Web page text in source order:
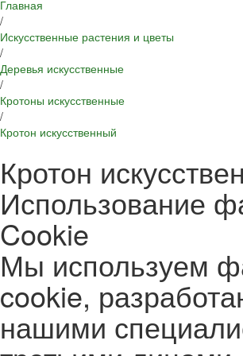
Главная
/
Искусственные растения и цветы
/
Деревья искусственные
/
Кротоны искусственные
/
Кротон искусственный
Кротон
Использование
Cookie
Мы используем
cookie,
нашими